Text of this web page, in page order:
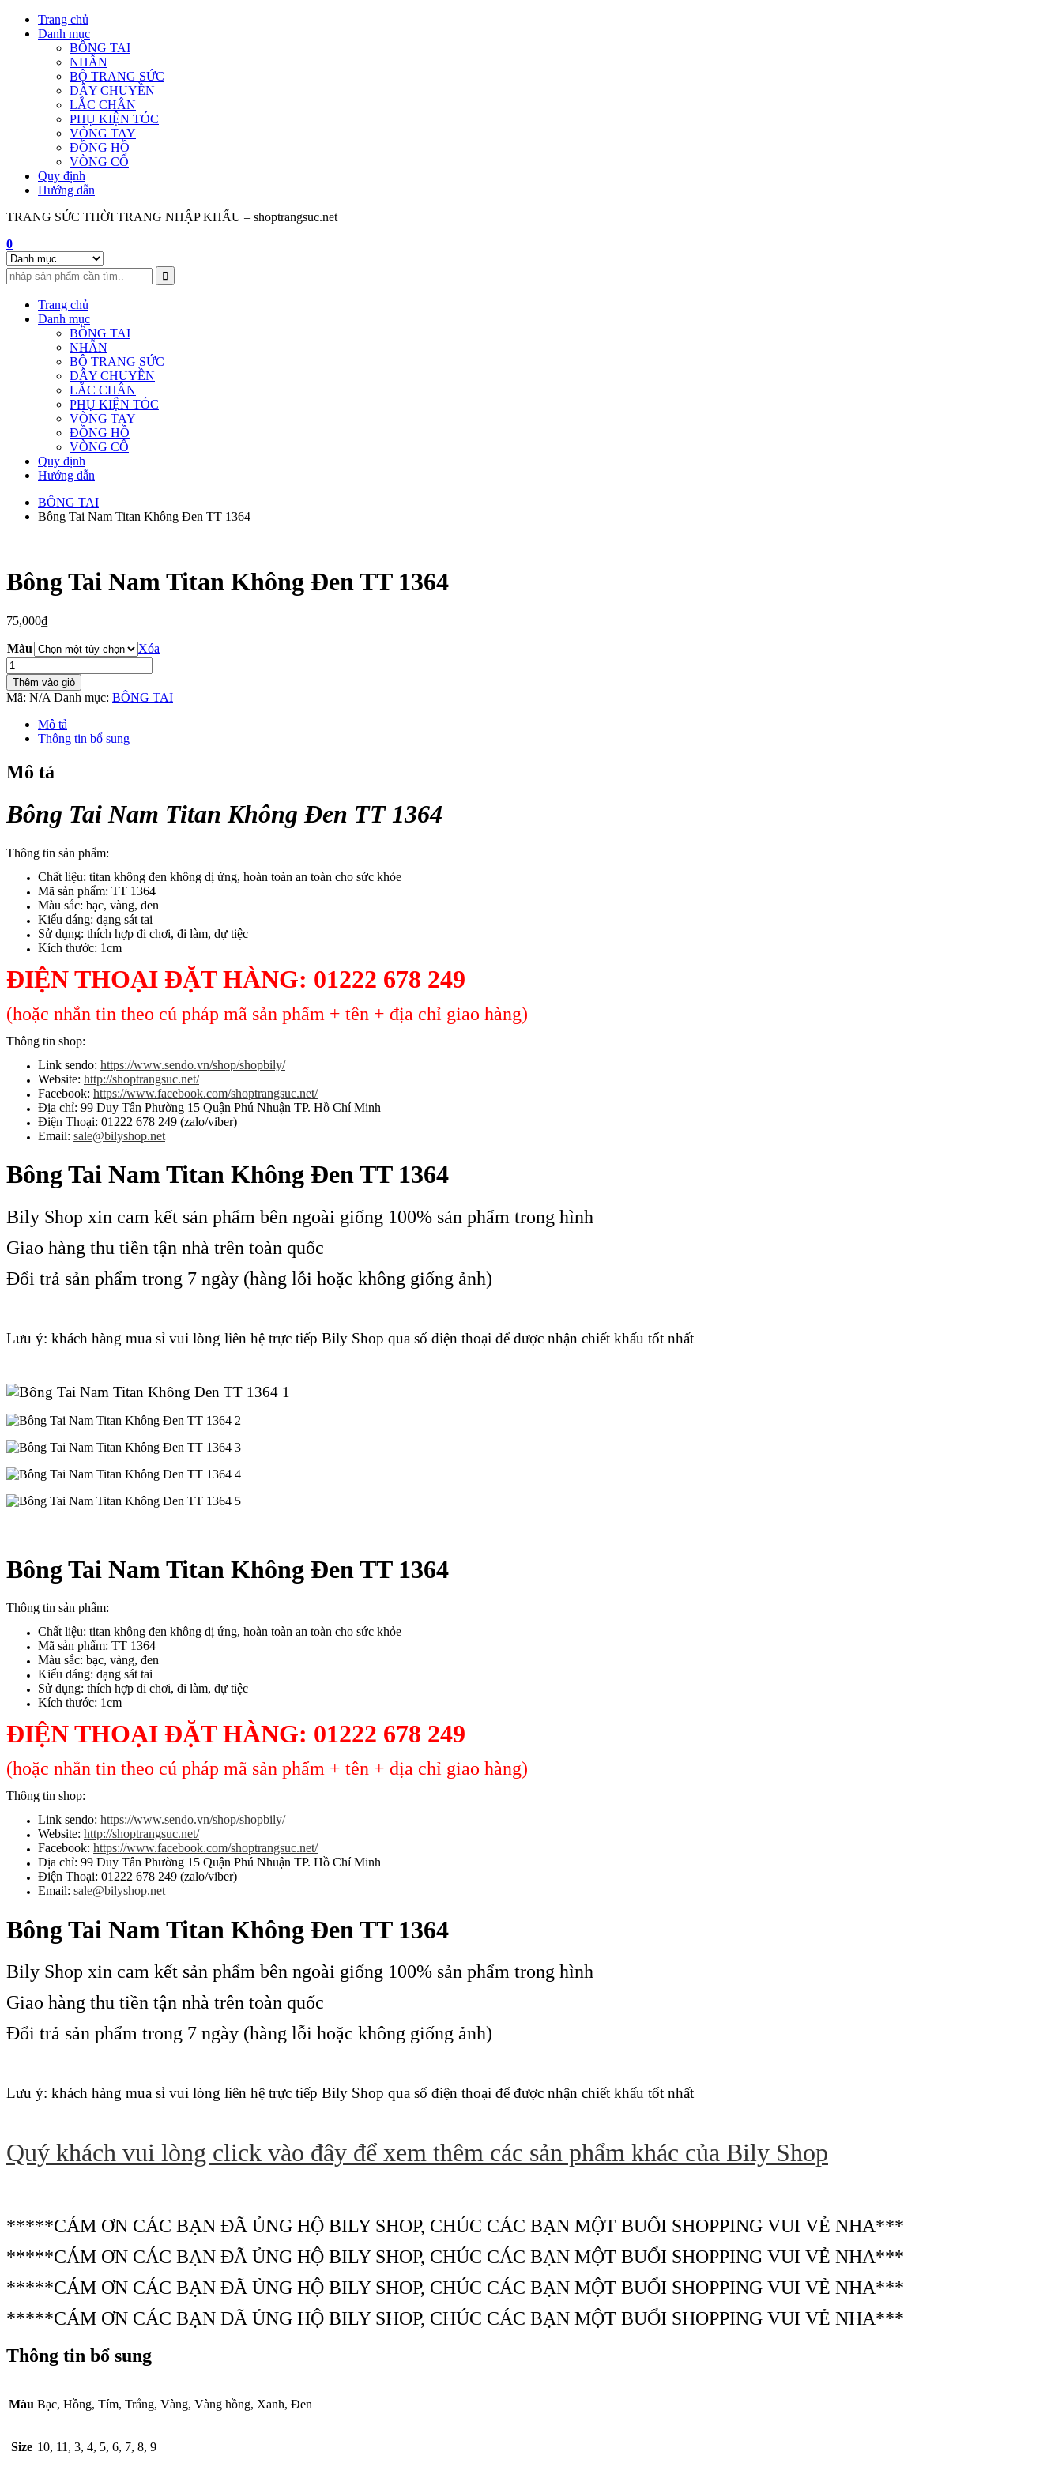
Skip
Trang chủ
Danh mục
BÔNG TAI
NHẪN
BỘ TRANG SỨC
DÂY CHUYỀN
LẮC CHÂN
PHỤ KIỆN TÓC
VÒNG TAY
ĐỒNG HỒ
VÒNG CỔ
Quy định
Hướng dẫn
TRANG SỨC THỜI TRANG NHẬP KHẨU – shoptrangsuc.net
0
Trang chủ
Danh mục
BÔNG TAI
NHẪN
BỘ TRANG SỨC
DÂY CHUYỀN
LẮC CHÂN
PHỤ KIỆN TÓC
VÒNG TAY
ĐỒNG HỒ
VÒNG CỔ
Quy định
Hướng dẫn
BÔNG TAI
Bông Tai Nam Titan Không Đen TT 1364
Bông Tai Nam Titan Không Đen TT 1364
75,000₫
Màu
Xóa
Bông
Tai
Nam
Titan
Không
Đen
1364
số
Thêm vào giỏ
Mã: N/A Danh mục: BÔNG TAI
Mô tả
Thông tin bổ sung
Mô tả
Bông Tai Nam Titan Không Đen TT 1364
Thông tin sản phẩm:
Chất liệu: titan không đen không dị ứng, hoàn toàn an toàn cho sức khỏe
Mã sản phẩm: TT 1364
Màu sắc: bạc, vàng, đen
Kiểu dáng: dạng sát tai
Sử dụng: thích hợp đi chơi, đi làm, dự tiệc
Kích thước: 1cm
ĐIỆN THOẠI ĐẶT HÀNG: 01222 678 249
(hoặc nhắn tin theo cú pháp mã sản phẩm + tên + địa chỉ giao hàng)
Thông tin shop:
Link sendo: https://www.sendo.vn/shop/shopbily/
Website: http://shoptrangsuc.net/
Facebook: https://www.facebook.com/shoptrangsuc.net/
Địa chỉ: 99 Duy Tân Phường 15 Quận Phú Nhuận TP. Hồ Chí Minh
Điện Thoại: 01222 678 249 (zalo/viber)
Email: sale@bilyshop.net
Bông Tai Nam Titan Không Đen TT 1364
Bily Shop xin cam kết sản phẩm bên ngoài giống 100% sản phẩm trong hình
Giao hàng thu tiền tận nhà trên toàn quốc
Đổi trả sản phẩm trong 7 ngày (hàng lỗi hoặc không giống ảnh)
Lưu ý: khách hàng mua sỉ vui lòng liên hệ trực tiếp Bily Shop qua số điện thoại để được nhận chiết khấu tốt nhất
Bông Tai Nam Titan Không Đen TT 1364
Thông tin sản phẩm:
Chất liệu: titan không đen không dị ứng, hoàn toàn an toàn cho sức khỏe
Mã sản phẩm: TT 1364
Màu sắc: bạc, vàng, đen
Kiểu dáng: dạng sát tai
Sử dụng: thích hợp đi chơi, đi làm, dự tiệc
Kích thước: 1cm
ĐIỆN THOẠI ĐẶT HÀNG: 01222 678 249
(hoặc nhắn tin theo cú pháp mã sản phẩm + tên + địa chỉ giao hàng)
Thông tin shop:
Link sendo: https://www.sendo.vn/shop/shopbily/
Website: http://shoptrangsuc.net/
Facebook: https://www.facebook.com/shoptrangsuc.net/
Địa chỉ: 99 Duy Tân Phường 15 Quận Phú Nhuận TP. Hồ Chí Minh
Điện Thoại: 01222 678 249 (zalo/viber)
Email: sale@bilyshop.net
Bông Tai Nam Titan Không Đen TT 1364
Bily Shop xin cam kết sản phẩm bên ngoài giống 100% sản phẩm trong hình
Giao hàng thu tiền tận nhà trên toàn quốc
Đổi trả sản phẩm trong 7 ngày (hàng lỗi hoặc không giống ảnh)
Lưu ý: khách hàng mua sỉ vui lòng liên hệ trực tiếp Bily Shop qua số điện thoại để được nhận chiết khấu tốt nhất
Quý khách vui lòng click vào đây để xem thêm các sản phẩm khác của Bily Shop
*****CÁM ƠN CÁC BẠN ĐÃ ỦNG HỘ BILY SHOP, CHÚC CÁC BẠN MỘT BUỔI SHOPPING VUI VẺ NHA***
*****CÁM ƠN CÁC BẠN ĐÃ ỦNG HỘ BILY SHOP, CHÚC CÁC BẠN MỘT BUỔI SHOPPING VUI VẺ NHA***
*****CÁM ƠN CÁC BẠN ĐÃ ỦNG HỘ BILY SHOP, CHÚC CÁC BẠN MỘT BUỔI SHOPPING VUI VẺ NHA***
*****CÁM ƠN CÁC BẠN ĐÃ ỦNG HỘ BILY SHOP, CHÚC CÁC BẠN MỘT BUỔI SHOPPING VUI VẺ NHA***
Thông tin bổ sung
Màu Bạc, Hồng, Tím, Trắng, Vàng, Vàng hồng, Xanh, Đen
Size 10, 11, 3, 4, 5, 6, 7, 8, 9